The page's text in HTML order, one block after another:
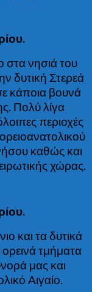
στα νησιά του
δυτική Στερεά
κάποια βουνά
Πολύ λίγα
περιοχές
καθώς και
χώρας.
και τα δυτικά
τμήματα
μας και
Αιγαίο.